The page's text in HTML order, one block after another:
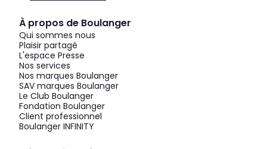
À propos de Boulanger
Qui sommes nous
Plaisir partagé
L'espace Presse
Nos services
Nos marques Boulanger
SAV marques Boulanger
Le Club Boulanger
Fondation Boulanger
Client professionnel
Boulanger INFINITY